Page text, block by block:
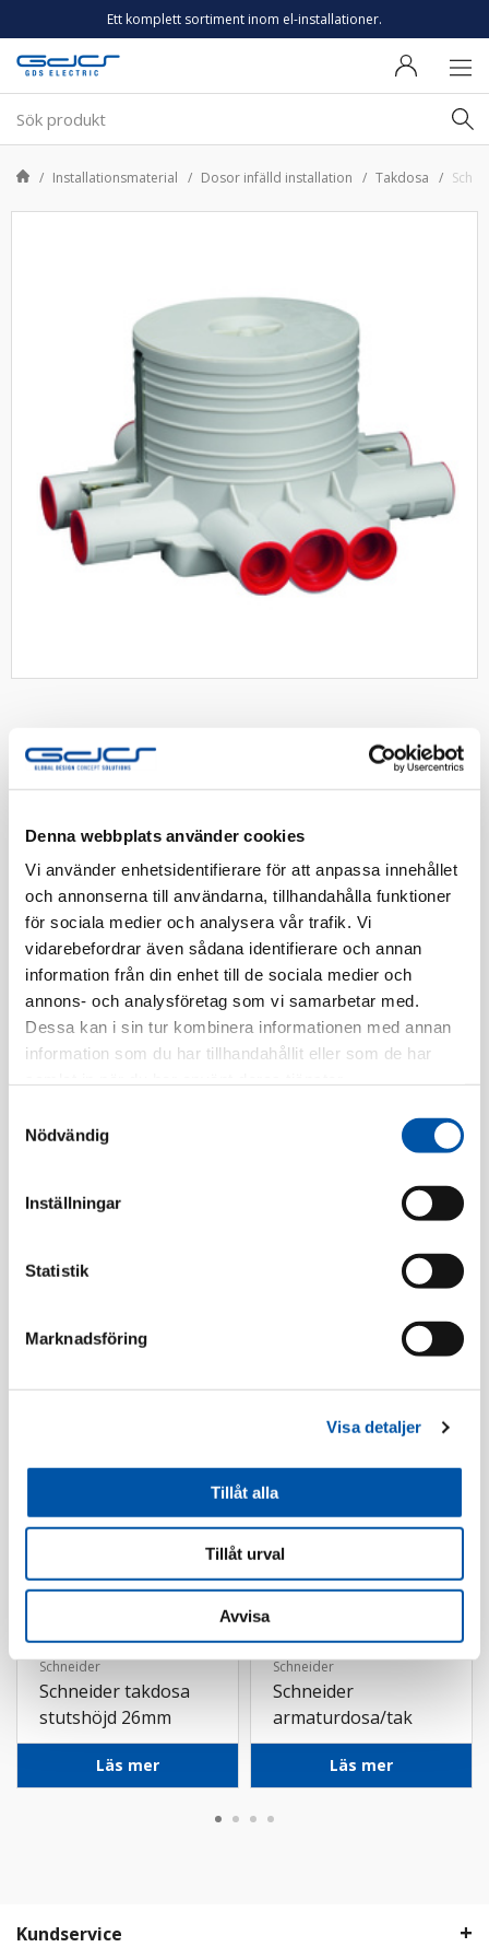
Denna webbplats använder cookies
Vi använder enhetsidentifierare för att anpassa innehållet
och annonserna till användarna, tillhandahålla funktioner
för sociala medier och analysera vår trafik. Vi
vidarebefordrar även sådana identifierare och annan
information från din enhet till de sociala medier och
annons- och analysföretag som vi samarbetar med.
Dessa kan i sin tur kombinera informationen med annan
information som du har tillhandahållit eller som de har
Nödvändig
Inställningar
Statistik
Marknadsföring
Visa detaljer
Tillåt alla
Tillåt urval
Avvisa
Ett komplett sortiment inom el-installationer.
Installationsmaterial Dosor infälld installation Takdosa
SCHNEIDER
Schneider takdosa stutshöjd
Multifix Ceiling Takdosa, infälld stutshöjd 53mm, c/c
70mm, stutsar 8x Ø16, 2x Ø20, kn.outs i btn, tätslutande
lock Grå
Artnr:
1420640
EAN-kod:
3606480160554
Tillv. Artnr:
IMT36341
Finns i lager
Registrera dig
Takdosa
Schneider
Schneider takdosa
stutshöjd 26mm
Läs mer
Schneider
Schneider
armaturdosa/tak
TED-T39
Läs mer
Kundservice